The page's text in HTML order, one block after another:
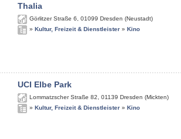
Thalia
Görlitzer Straße 6 01099 Dresden (Neustadt)
» Kultur, Freizeit & Dienstleister » Kino
UCI Elbe Park
Lommatzscher Straße 82 01139 Dresden (Mickten)
» Kultur, Freizeit & Dienstleister » Kino